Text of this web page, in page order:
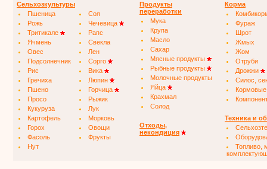
Сельхозкультуры
Пшеница
Соя
Рожь
Чечевица
Тритикале
Рапс
Ячмень
Свекла
Овес
Лен
Подсолнечник
Сорго
Рис
Вика
Гречиха
Люпин
Пшено
Горчица
Просо
Рыжик
Кукуруза
Лук
Картофель
Морковь
Горох
Овощи
Фасоль
Фрукты
Нут
Продукты
переработки
Мука
Крупа
Масло
Сахар
Мясные продукты
Рыбные продукты
Молочные продукты
Яйца
Крахмал
Солод
Отходы,
некондиция
Корма
Фураж
Шрот
Жмых
Жом
Отруби
Дрожжи
Силос,
Техника и
Топливо,